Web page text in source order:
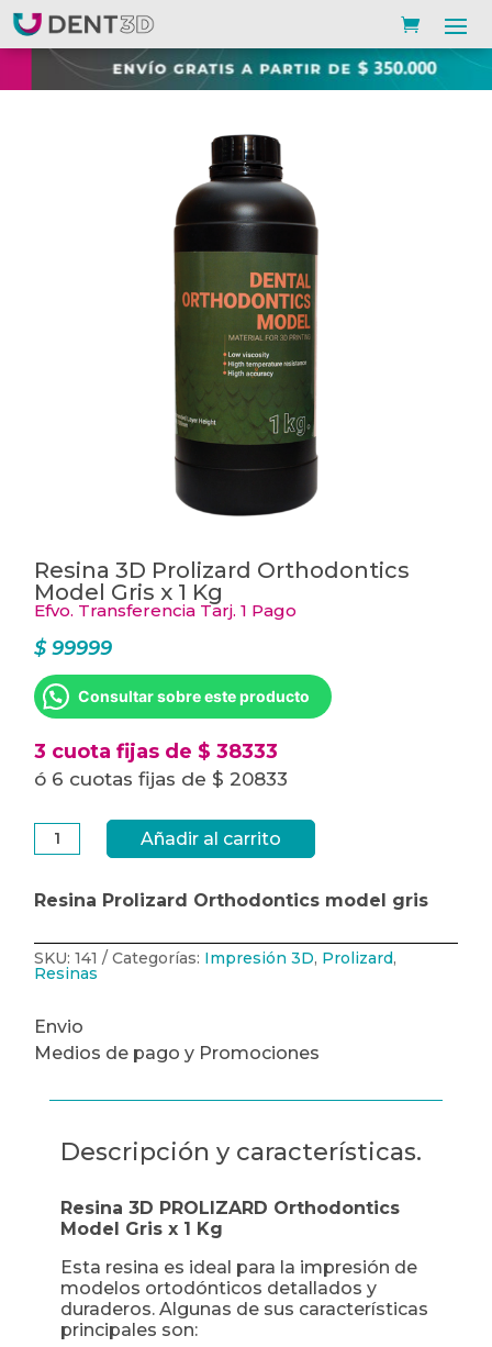
Resina 3D Prolizard Orthodontics
Model Gris x 1 Kg
Efvo. Transferencia Tarj. 1 Pago
$99999
Consultar sobre este producto
3 cuota fijas de $ 38333
ó 6 cuotas fijas de $ 20833
Resina
3D
Prolizard
Model
Gris
Kg
cantidad
Añadir al carrito
Resina Prolizard Orthodontics model gris
SKU:141 Categorías: Impresión 3D, Prolizard,
Resinas
Envio
Medios de pago y Promociones
Descripción y características.
Resina 3D PROLIZARD Orthodontics
Model Gris x 1 Kg
Esta resina es ideal para la impresión de
modelos ortodónticos detallados y
duraderos. Algunas de sus características
principales son: